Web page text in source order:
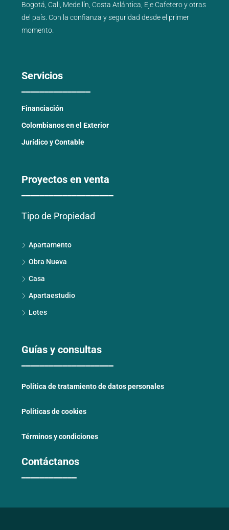
Bogotá Cali Medellín Costa Atlántica Eje Cafeteroyotras
del país . Con la confianza y seguridad desde el primer
momento.
Servicios
Financiación
Colombianos en el Exterior
Jurídico y Contable
Proyectos en venta
Tipo de Propiedad
Apartamento
Obra Nueva
Casa
Apartaestudio
Lotes
Guías y consultas
Política de tratamiento de datos personales
Políticas de cookies
Términos y condiciones
Contáctanos